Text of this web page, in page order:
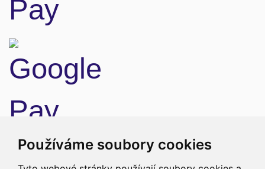
Používáme soubory cookies
Doprava